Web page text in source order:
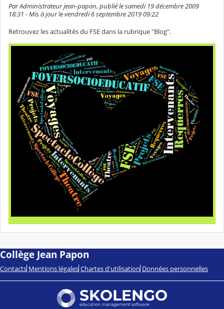
Par Administrateur jean-papon, publié le samedi 19 décembre 2009
18:31 - Mis à jour le vendredi 6 septembre 2019 09:22
Retrouvez les actualités du FSE dans la rubrique "Blog".
Collège Jean Papon
Contacts Mentions légales Chartes d'utilisation Données personnelles